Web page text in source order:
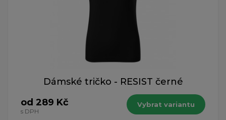
Dámské tričko - RESIST černé
od 289 Kč
s DPH
Vybrat variantu